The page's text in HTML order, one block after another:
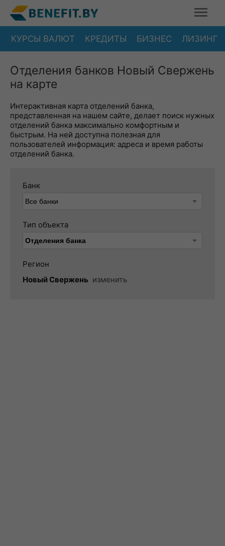
КУРСЫ ВАЛЮТ КРЕДИТЫ БИЗНЕС ЛИЗИНГ
Отделения банков Новый Свержень
на карте
Интерактивная карта отделений банка,
представленная на нашем сайте, делает поиск нужных
отделений банка максимально комфортным и
быстрым. На ней доступна полезная для
пользователей информация: адреса и время работы
отделений банка.
Банк
Тип объекта
Регион
Новый Свержень изменить